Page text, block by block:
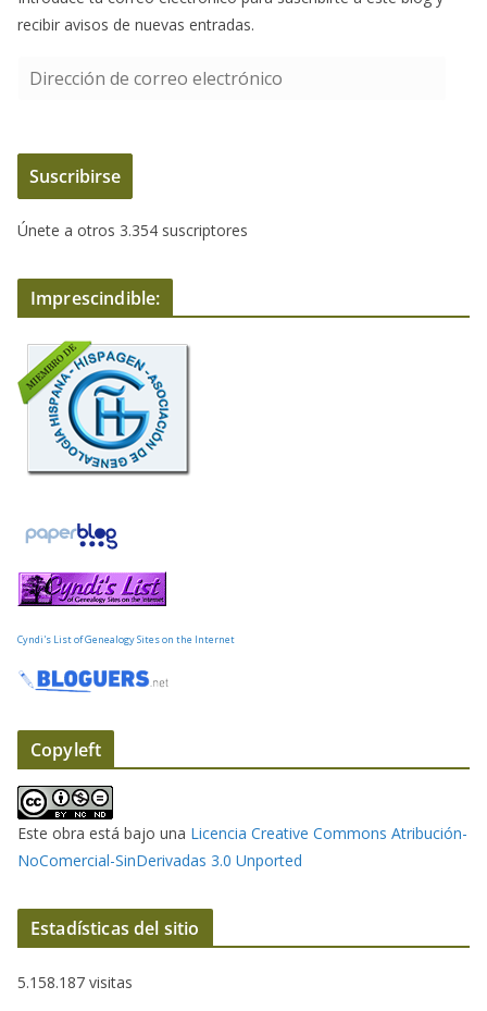
recibir avisos de nuevas entradas.
e
c
i
n
o
e
c
t
r
c
o
Suscribirse
Únete a otros 3.354 suscriptores
Imprescindible:
Cyndi's List of Genealogy Sites on the Internet
Copyleft
Este obra está bajo una Licencia Creative Commons Atribución-
NoComercial-SinDerivadas 3.0 Unported
Estadísticas del sitio
5.158.187 visitas